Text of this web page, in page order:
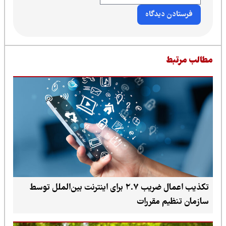
مرتبط
تکذیب اعمال ضریب ۲.۷ برای اینترنت بین‌الملل توسط
سازمان تنظیم مقررات